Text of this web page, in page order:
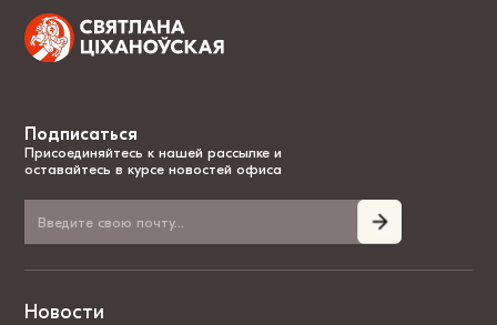
Подписаться
Присоединяйтесь к нашей рассылке и
оставайтесь в курсе новостей офиса
Новости